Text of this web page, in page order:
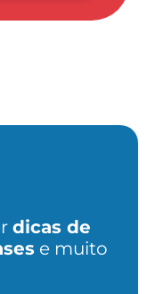
dicas de
e muito